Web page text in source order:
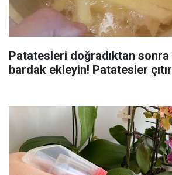
Patatesleri doğradıktan sonra
bardak ekleyin! Patatesler